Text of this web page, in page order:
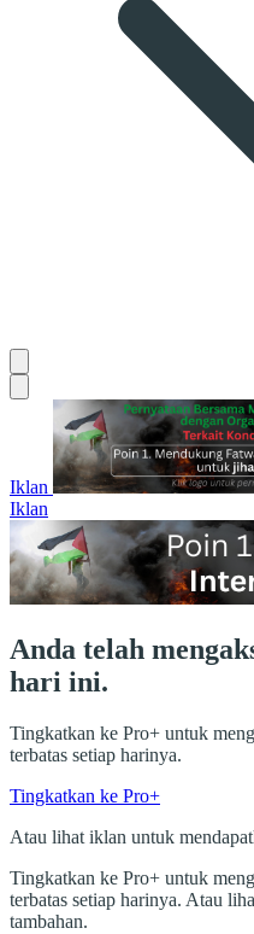
Iklan
Iklan
Anda telah
hari ini.
Tingkatkan ke Pro+ untuk
terbatas setiap harinya.
Tingkatkan ke Pro+
Atau lihat iklan untuk
Tingkatkan ke Pro+ untuk
terbatas setiap harinya. Atau
tambahan.